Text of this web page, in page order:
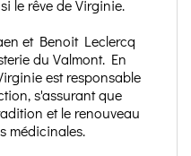
le rêve de Virginie.
et Benoit Leclercq
du Valmont. En
est responsable
s'assurant que
et le renouveau
médicinales.